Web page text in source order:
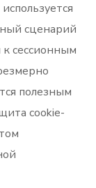
сценарий
к сессионным
полезным
cookie-